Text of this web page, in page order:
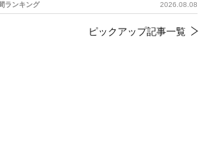
ランキング 2026.08.08
ピックアップ記事一覧